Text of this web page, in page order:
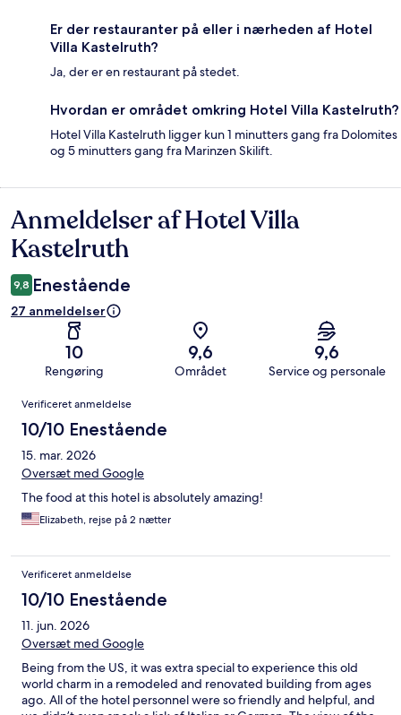
Er der restauranter på eller i nærheden af Hotel
Villa Kastelruth?
Ja, der er en restaurant på stedet.
Hvordan er området omkring Hotel Villa Kastelruth?
Hotel Villa Kastelruth ligger kun 1 minutters gang fra Dolomites
og 5 minutters gang fra Marinzen Skilift.
Anmeldelser
Anmeldelser af Hotel Villa
Kastelruth
9,8 Enestående
27 anmeldelser
10
Rengøring
9,6
Området
9,6
Service og personale
Anmeldelser
Verificeret anmeldelse
10/10 Enestående
15. mar. 2026
Oversæt med Google
The food at this hotel is absolutely amazing!
Elizabeth, rejse på 2 nætter
Verificeret anmeldelse
10/10 Enestående
11. jun. 2026
Oversæt med Google
Being from the US, it was extra special to experience this old
world charm in a remodeled and renovated building from ages
ago. All of the hotel personnel were so friendly and helpful, and